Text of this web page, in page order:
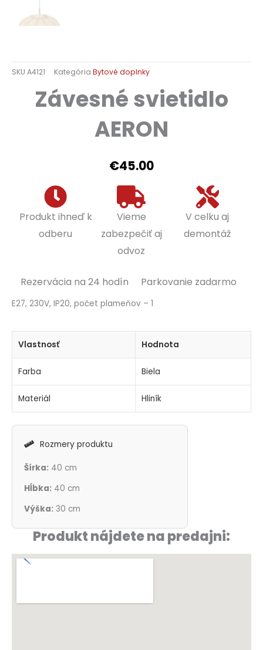
SKU A4121 Kategória Bytové doplnky
Závesné svietidlo
AERON
€45.00
Produkt ihneď k
odberu
Vieme
zabezpečiť aj
odvoz
V celku aj
demontáž
Rezervácia na 24 hodín Parkovanie zadarmo
E27, 230V, IP20, počet plameňov – 1
Vlastnosť Hodnota
Farba Biela
Materiál Hliník
Rozmery produktu
Šírka: 40 cm
Hĺbka: 40 cm
Výška: 30 cm
Produkt nájdete na predajni: